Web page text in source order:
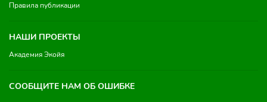
Правила публикации
НАШИ ПРОЕКТЫ
Академия Экойя
СООБЩИТЕ НАМ ОБ ОШИБКЕ